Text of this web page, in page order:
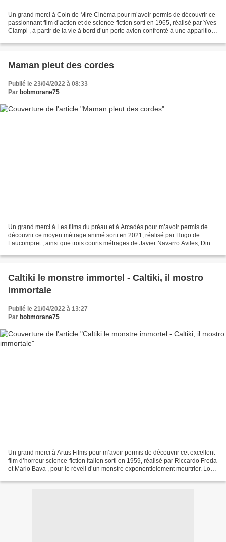
Un grand merci à Coin de Mire Cinéma pour m’avoir permis de découvrir ce
passionnant film d’action et de science-fiction sorti en 1965, réalisé par Yves
Ciampi , à partir de la vie à bord d’un porte avion confronté à une apparition
Maman pleut des cordes
Publié le 23/04/2022 à 08:33
Par bobmorane75
Un grand merci à Les films du préau et à Arcadès pour m’avoir permis de
découvrir ce moyen métrage animé sorti en 2021, réalisé par Hugo de
Faucompret , ainsi que trois courts métrages de Javier Navarro Aviles, Dina
Caltiki le monstre immortel - Caltiki, il mostro
immortale
Publié le 21/04/2022 à 13:27
Par bobmorane75
Un grand merci à Artus Films pour m’avoir permis de découvrir cet excellent
film d’horreur science-fiction italien sorti en 1959, réalisé par Riccardo Freda
et Mario Bava , pour le réveil d’un monstre exponentielement meurtrier. Lors